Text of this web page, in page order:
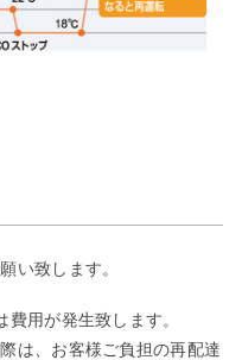
い致します。
用が発生致します。
は、お客様ご負担の再配達